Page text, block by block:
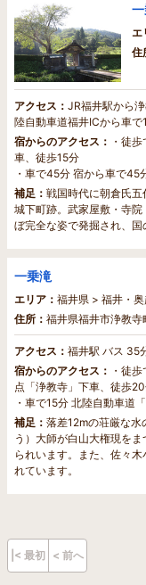
エ
住
アクセス： JR福井駅から
陸自動車道福井ICから車で
宿からのアクセス： ・徒
車、徒歩15分
・車で45分 宿から車で45
補足： 戦国時代に朝倉氏
城下町跡。武家屋敷・寺
ぼ完全な姿で発掘され、国
一乗滝
エリア： 福井県 > 福井・
住所： 福井県福井市浄教寺
アクセス： 福井駅 バス 35
宿からのアクセス： ・徒
点「浄教寺」下車、徒歩
・車で15分 北陸自動車道
補足： 落差12mの荘厳な水
う）大師が白山大権現を
られいます。また、佐々
れています。
|< 最初 < 前へ